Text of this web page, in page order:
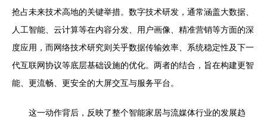
抢占未来技术高地的关键举措。数字技术研发，通常涵盖大数据、
人工智能、云计算等在内容分发、用户画像、精准营销等方面的深
度应用，而网络技术研究则关乎数据传输效率、系统稳定性及下一
代互联网协议等底层基础设施的优化。两者的结合，旨在构建更智
能、更流畅、更安全的大屏交互与服务平台。
这一动作背后，反映了整个智能家居与流媒体行业的发展趋